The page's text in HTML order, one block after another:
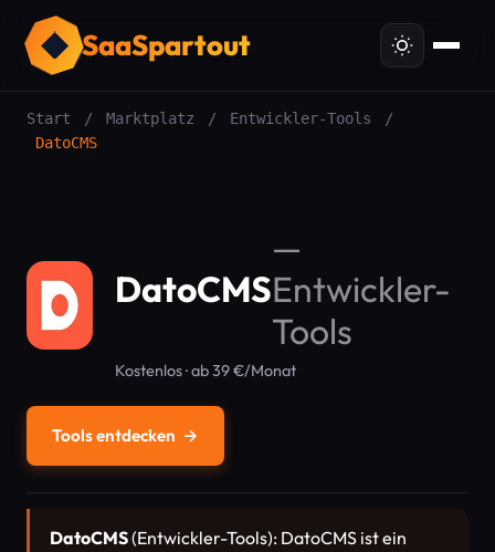
SaaSpartout
Start / Marktplatz / Entwickler-Tools
/
DatoCMS
DatoCMS
—
Entwickler-
Tools
Kostenlos · ab 39 €/Monat
Tools entdecken →
DatoCMS(Entwickler-Tools): DatoCMS ist ein